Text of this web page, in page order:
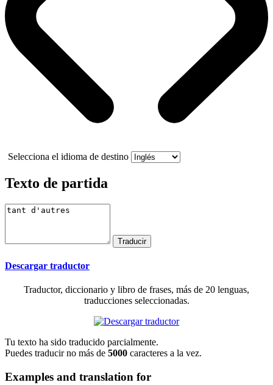
Selecciona el idioma de destino
Texto de partida
Descargar traductor
Traductor, diccionario y libro de frases, más de 20 lenguas,
traducciones seleccionadas.
Tu texto ha sido traducido parcialmente.
Puedes traducir no más de 5000 caracteres a la vez.
Examples and translation for